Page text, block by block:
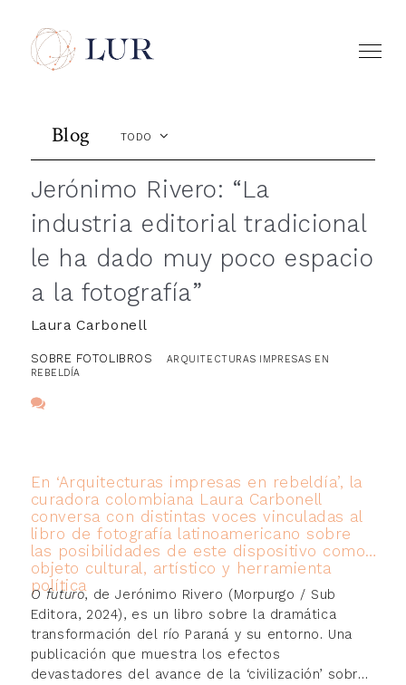
Blog TODO
Jerónimo Rivero: “La
industria editorial tradicional
le ha dado muy poco espacio
a la fotografía”
Laura Carbonell
SOBRE FOTOLIBROS
ARQUITECTURAS IMPRESAS EN
REBELDÍA
En ‘Arquitecturas impresas en rebeldía’, la
curadora colombiana Laura Carbonell
conversa con distintas voces vinculadas al
libro de fotografía latinoamericano sobre
las posibilidades de este dispositivo como
objeto cultural, artístico y herramienta
política
O futuro, de Jerónimo Rivero (Morpurgo / Sub
Editora, 2024), es un libro sobre la dramática
transformación del río Paraná y su entorno. Una
publicación que muestra los efectos
devastadores del avance de la ‘civilización’ sobre